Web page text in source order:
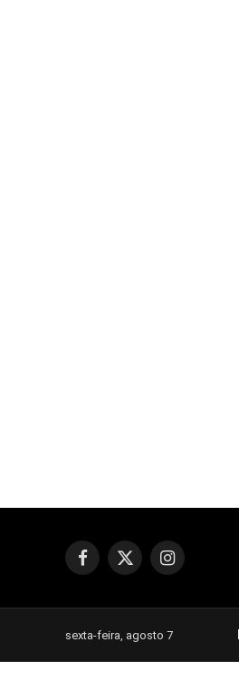
Facebook
X
Instagram
sexta-feira, agosto 7